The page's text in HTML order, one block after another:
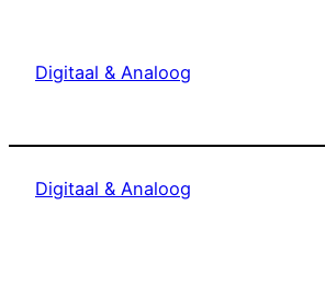
Digitaal & Analoog
Digitaal & Analoog